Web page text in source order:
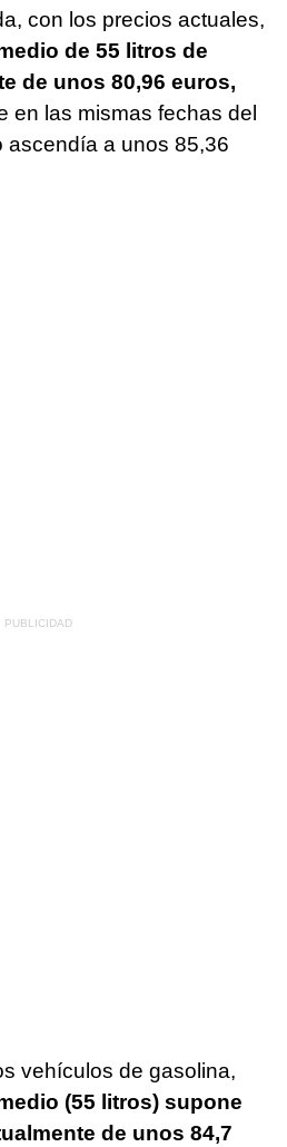
con los precios actuales,
de 55 litros de
de unos 80,96 euros,
en las mismas fechas del
ascendía a unos 85,36
vehículos de gasolina,
(55 litros) supone
de unos 84,7